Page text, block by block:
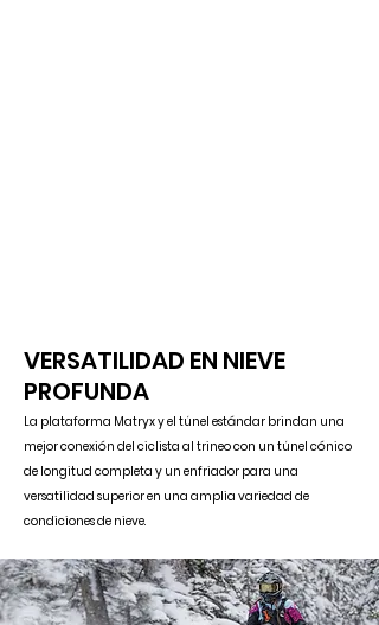
VERSATILIDAD EN NIEVE
PROFUNDA
La plataforma Matryx y el túnel estándar brindan una
mejor conexión del ciclista al trineo con un túnel cónico
de longitud completa y un enfriador para una
versatilidad superior en una amplia variedad de
condiciones de nieve.